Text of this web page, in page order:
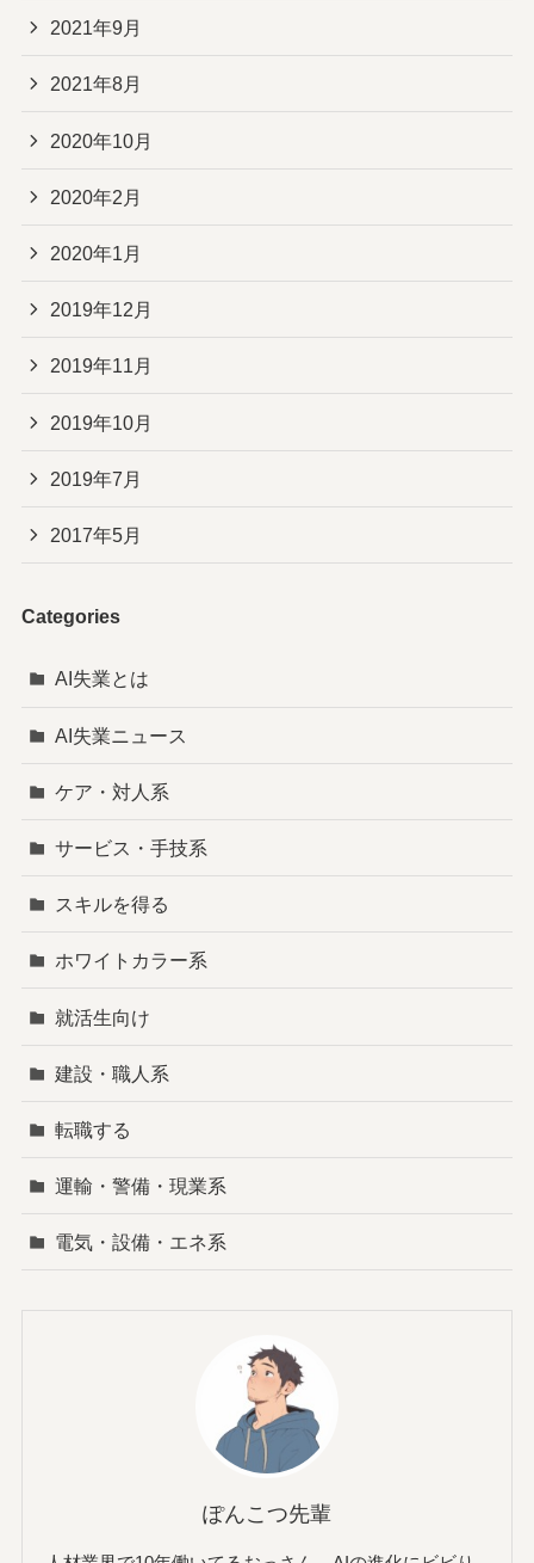
2021年9月
2021年8月
2020年10月
2020年2月
2020年1月
2019年12月
2019年11月
2019年10月
2019年7月
2017年5月
Categories
AI失業とは
AI失業ニュース
ケア・対人系
サービス・手技系
スキルを得る
ホワイトカラー系
就活生向け
建設・職人系
転職する
運輸・警備・現業系
電気・設備・エネ系
ぽんこつ先輩